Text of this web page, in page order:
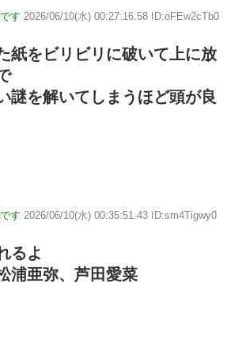
す 2026/06/10(水) 00:27:16.58 ID:oFEw2cTb0
紙をビリビリに破いて上に放
謎を解いてしまうほど頭が良
す 2026/06/10(水) 00:35:51.43 ID:sm4Tigwy0
るよ
浦亜弥、芦田愛菜